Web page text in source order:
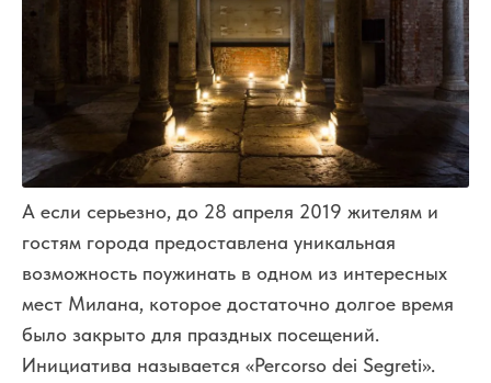
А если серьезно, до 28 апреля 2019 жителям и
гостям города предоставлена уникальная
возможность поужинать в одном из интересных
мест Милана, которое достаточно долгое время
было закрыто для праздных посещений.
Инициатива называется «Percorso dei Segreti».